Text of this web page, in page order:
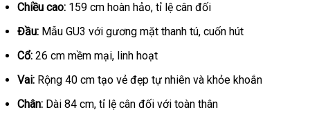
Chiều cao: 159 cm hoàn hảo, tỉ lệ cân đối
Đầu: Mẫu GU3 với gương mặt thanh tú, cuốn hút
Cổ: 26 cm mềm mại, linh hoạt
Vai: Rộng 40 cm tạo vẻ đẹp tự nhiên và khỏe khoắn
Chân: Dài 84 cm, tỉ lệ cân đối với toàn thân